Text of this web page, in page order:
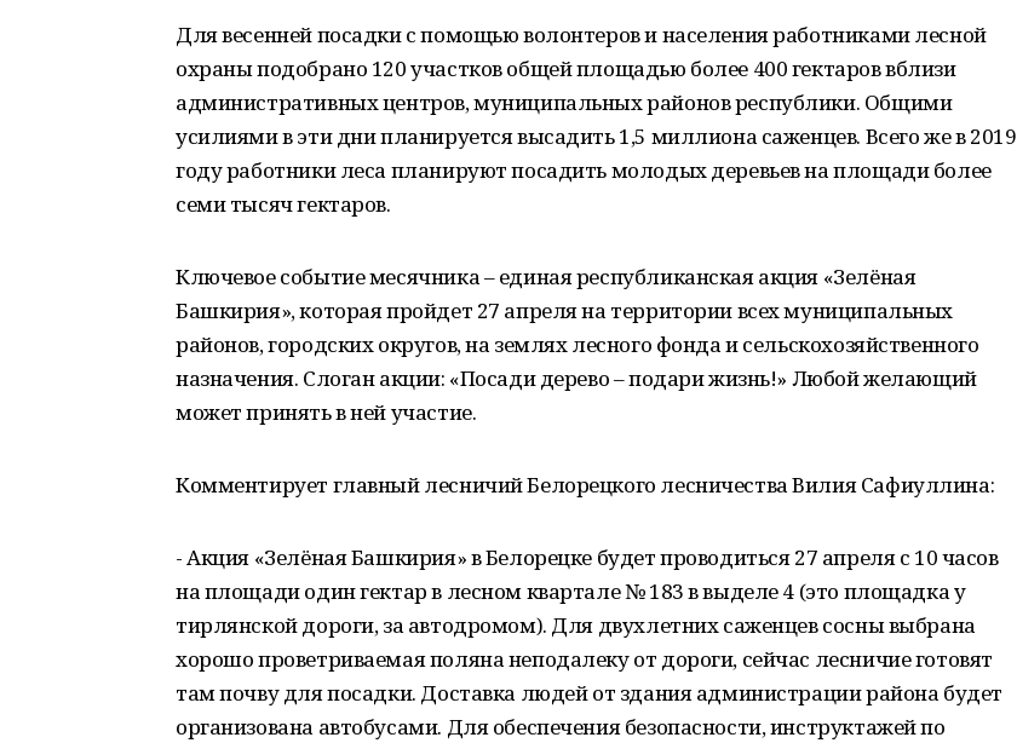
Для весенней посадки с помощью волонтеров и населения работниками лесной
охраны подобрано 120 участков общей площадью более 400 гектаров вблизи
административных центров, муниципальных районов республики. Общими
усилиями в эти дни планируется высадить 1,5 миллиона саженцев. Всего же в 2019
году работники леса планируют посадить молодых деревьев на площади более
семи тысяч гектаров.
Ключевое событие месячника – единая республиканская акция «Зелёная
Башкирия», которая пройдет 27 апреля на территории всех муниципальных
районов, городских округов, на землях лесного фонда и сельскохозяйственного
назначения. Слоган акции: «Посади дерево – подари жизнь!» Любой желающий
может принять в ней участие.
Комментирует главный лесничий Белорецкого лесничества Вилия Сафиуллина:
- Акция «Зелёная Башкирия» в Белорецке будет проводиться 27 апреля с 10 часов
на площади один гектар в лесном квартале № 183 в выделе 4 (это площадка у
тирлянской дороги, за автодромом). Для двухлетних саженцев сосны выбрана
хорошо проветриваемая поляна неподалеку от дороги, сейчас лесничие готовят
там почву для посадки. Доставка людей от здания администрации района будет
организована автобусами. Для обеспечения безопасности, инструктажей по